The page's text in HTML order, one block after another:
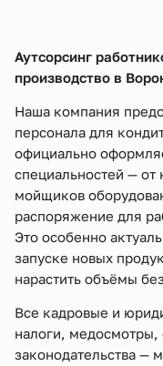
Аутсорсинг
производство в
Наша компания
персонала для
официально
специальностей —
мойщиков
распоряжение для
Это особенно
запуске новых
нарастить объёмы
Все кадровые и
налоги, медосмотры,
законодательства —